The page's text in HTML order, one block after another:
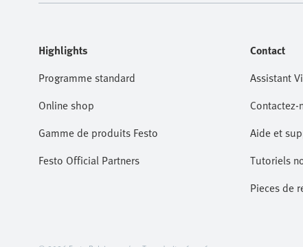
Highlights
Programme standard
Online shop
Gamme de produits Festo
Festo Official Partners
Contact
Assistant
Contactez-
Aide et
Tutoriels
Pieces de